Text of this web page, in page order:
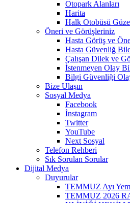
Otopark Alanları
Harita
Halk Otobüsü
Öneri ve Görüşleriniz
Hasta Görüş ve
Hasta Güvenliğ
Çalışan Dilek ve
İstenmeyen Olay
Bilgi Güvenliği
Bize Ulaşın
Sosyal Medya
Facebook
İnstagram
Twitter
YouTube
Next Sosyal
Telefon Rehberi
Sık Sorulan Sorular
Dijital Medya
Duyurular
TEMMUZ Ayı
TEMMUZ 2026